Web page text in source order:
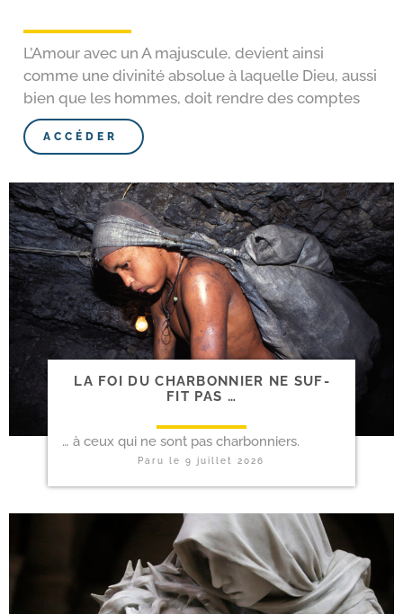
L’Amour avec un A majus­cule, devient ain­si
comme une divi­ni­té abso­lue à laquelle Dieu, aus­si
bien que les hommes, doit rendre des comptes
ACCÉDER
LA FOI DU CHAR­BON­NIER NE SUF­
FIT PAS …
… à ceux qui ne sont pas charbonniers.
Paru le9 juillet 2026